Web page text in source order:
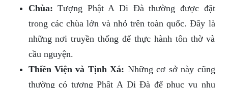
Chùa: Tượng Phật A Di Đà thường được đặt
trong các chùa lớn và nhỏ trên toàn quốc. Đây là
những nơi truyền thống để thực hành tôn thờ và
cầu nguyện.
Thiền Viện và Tịnh Xá: Những cơ sở này cũng
thường có tượng Phật A Di Đà để phục vụ nhu